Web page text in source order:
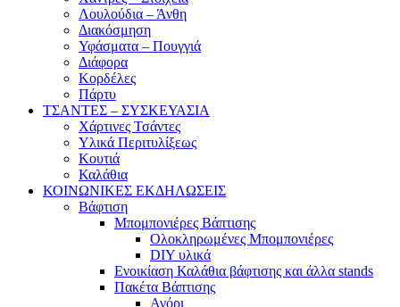
Λουλούδια – Άνθη
Διακόσμηση
Υφάσματα – Πουγγιά
Διάφορα
Κορδέλες
Πάρτυ
ΤΣΑΝΤΕΣ – ΣΥΣΚΕΥΑΣΙΑ
Χάρτινες Τσάντες
Υλικά Περιτυλίξεως
Κουτιά
Καλάθια
ΚΟΙΝΩΝΙΚΕΣ ΕΚΔΗΛΩΣΕΙΣ
Βάφτιση
Μπομπονιέρες Βάπτισης
Ολοκληρωμένες Μπομπονιέρες
DIY υλικά
Ενοικίαση Καλάθια βάφτισης και άλλα stands
Πακέτα Βάπτισης
Αγόρι